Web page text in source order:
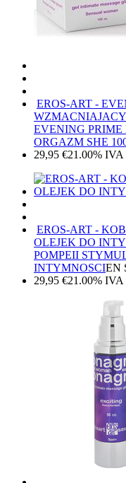
EROS-ART -
EVENING
ORGAZM SHE
29,95 €21.00% IVA
EROS-ART -
OLEJEK DO
POMPEII
INTYMNOSCIEN
29,95 €21.00% IVA